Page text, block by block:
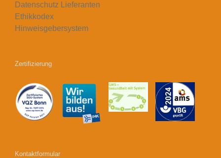
Datenschutz Lieferanten
Ethikkodex
Hinweisgebersystem
Zertifizierung
Kontaktformular